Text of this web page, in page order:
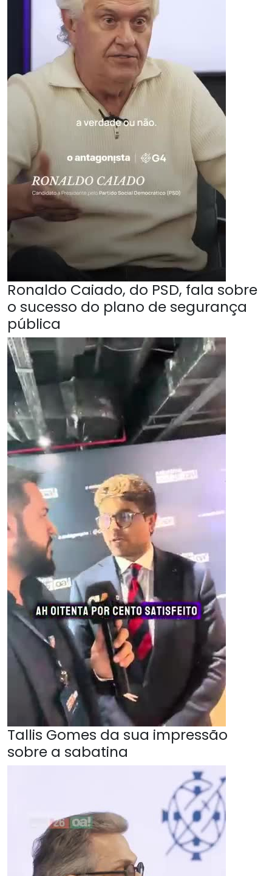
Ronaldo Caiado, do PSD, fala sobre
o sucesso do plano de segurança
pública
Tallis Gomes da sua impressão
sobre a sabatina